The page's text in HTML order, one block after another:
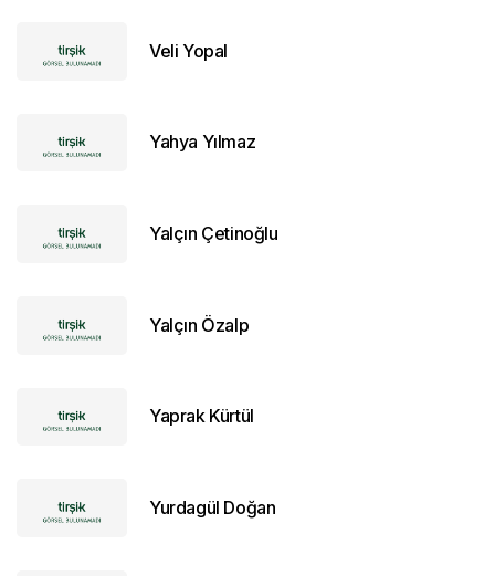
Veli Yopal
Yahya Yılmaz
Yalçın Çetinoğlu
Yalçın Özalp
Yaprak Kürtül
Yurdagül Doğan